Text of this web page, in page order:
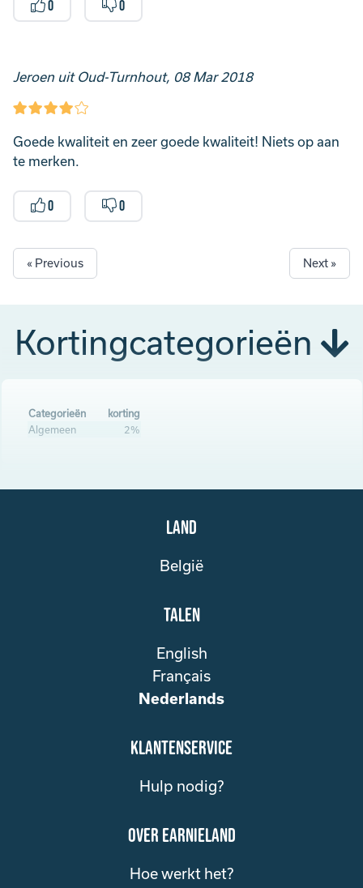
0 0
Jeroen uit Oud-Turnhout, 08 Mar 2018
Goede kwaliteit en zeer goede kwaliteit! Niets op aan
te merken.
0 0
« Previous Next »
Kortingcategorieën
Categorieën
korting
Algemeen
2%
Land
België
Talen
English
Français
Nederlands
klantenservice
Hulp nodig?
over Earnieland
Hoe werkt het?